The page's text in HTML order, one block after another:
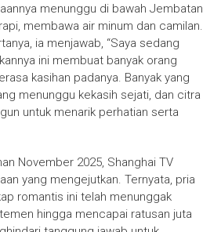
menunggu di bawah Jembatan
membawa air minum dan camilan.
ia menjawab, “Saya sedang
ini membuat banyak orang
kasihan padanya. Banyak yang
menunggu kekasih sejati, dan citra
untuk menarik perhatian serta
November 2025, Shanghai TV
yang mengejutkan. Ternyata, pria
romantis ini telah menunggak
hingga mencapai ratusan juta